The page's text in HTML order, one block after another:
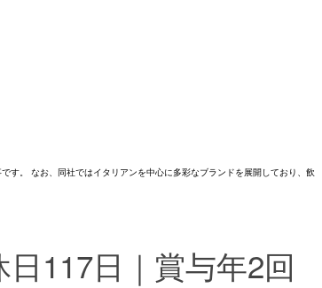
す。 なお、同社ではイタリアンを中心に多彩なブランドを展開しており、飲
117日｜賞与年2回